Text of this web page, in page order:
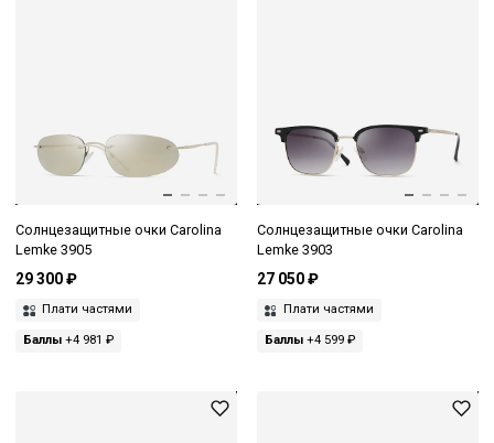
Солнцезащитные очки Carolina
Lemke 3905
29 300 ₽
Плати частями
Баллы +4 981 ₽
Солнцезащитные очки Carolina
Lemke 3903
27 050 ₽
Плати частями
Баллы+4 599 ₽